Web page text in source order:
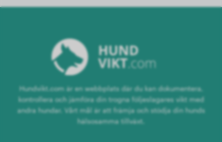
Hundvikt.com är en webbplats där du kan dokumentera,
kontrollera och jämföra din trogna följeslagares vikt med
andra hundar. Vårt mål är att främja och stödja din hunds
hälsosamma tillväxt.